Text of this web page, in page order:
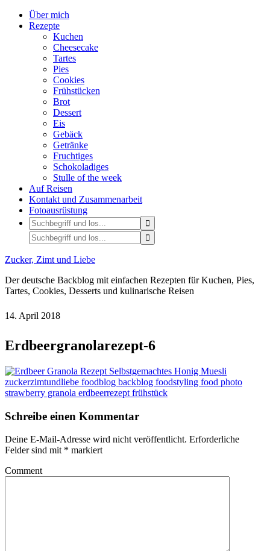
Über mich
Rezepte
Kuchen
Cheesecake
Tartes
Pies
Cookies
Frühstücken
Brot
Dessert
Eis
Gebäck
Getränke
Fruchtiges
Schokoladiges
Stulle of the week
Auf Reisen
Kontakt und Zusammenarbeit
Fotoausrüstung
Zucker, Zimt und Liebe
Der deutsche Backblog mit einfachen Rezepten für Kuchen, Pies,
Tartes, Cookies, Desserts und kulinarische Reisen
14. April 2018
Erdbeergranolarezept-6
Schreibe einen Kommentar
Deine E-Mail-Adresse wird nicht veröffentlicht. Erforderliche
Felder sind mit * markiert
Comment